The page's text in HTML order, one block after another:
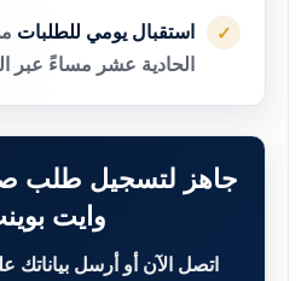
✓ استقبال يومي للطلبات
الحادية عشر مساءً عبر
جاهز لتسجيل طلب
وايت
اتصل الآن أو أرسل